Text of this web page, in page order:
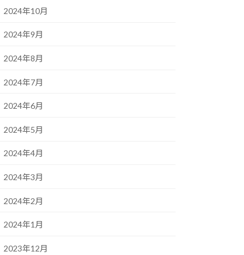
2024年10月
2024年9月
2024年8月
2024年7月
2024年6月
2024年5月
2024年4月
2024年3月
2024年2月
2024年1月
2023年12月